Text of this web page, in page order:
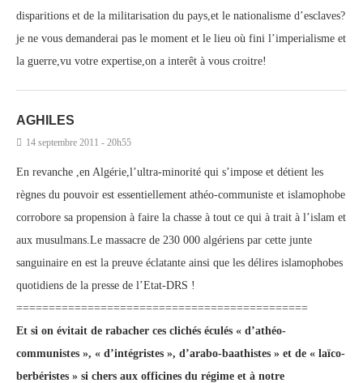
disparitions et de la militarisation du pays,et le nationalisme d’esclaves?
je ne vous demanderai pas le moment et le lieu où fini l’imperialisme et
la guerre,vu votre expertise,on a interêt à vous croitre!
AGHILES
14 septembre 2011 - 20h55
En revanche ,en Algérie,l’ultra-minorité qui s’impose et détient les
règnes du pouvoir est essentiellement athéo-communiste et islamophobe
corrobore sa propension à faire la chasse à tout ce qui à trait à l’islam et
aux musulmans.Le massacre de 230 000 algériens par cette junte
sanguinaire en est la preuve éclatante ainsi que les délires islamophobes
quotidiens de la presse de l’Etat-DRS !
=============================================
Et si on évitait de rabacher ces clichés éculés « d’athéo-
communistes », « d’intégristes », d’arabo-baathistes » et de « laïco-
berbéristes » si chers aux officines du régime et à notre